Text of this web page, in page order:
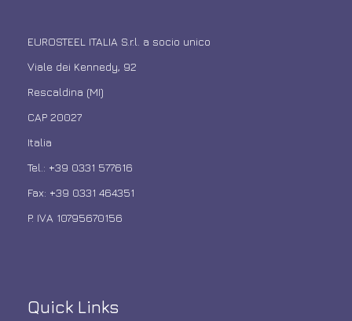
EUROSTEEL ITALIA S.r.l. a socio unico
Viale dei Kennedy, 92
Rescaldina (MI)
CAP 20027
Italia
Tel.: +39 0331 577616
Fax: +39 0331 464351
P. IVA 10795670156
Quick Links